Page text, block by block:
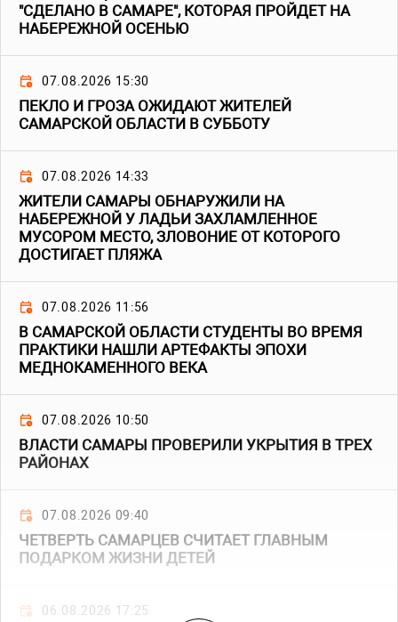
"СДЕЛАНО В САМАРЕ", КОТОРАЯ ПРОЙДЕТ НА
НАБЕРЕЖНОЙ ОСЕНЬЮ
07.08.2026 15:30
ПЕКЛО И ГРОЗА ОЖИДАЮТ ЖИТЕЛЕЙ
САМАРСКОЙ ОБЛАСТИ В СУББОТУ
07.08.2026 14:33
ЖИТЕЛИ САМАРЫ ОБНАРУЖИЛИ НА
НАБЕРЕЖНОЙ У ЛАДЬИ ЗАХЛАМЛЕННОЕ
МУСОРОМ МЕСТО, ЗЛОВОНИЕ ОТ КОТОРОГО
ДОСТИГАЕТ ПЛЯЖА
07.08.2026 11:56
В САМАРСКОЙ ОБЛАСТИ СТУДЕНТЫ ВО ВРЕМЯ
ПРАКТИКИ НАШЛИ АРТЕФАКТЫ ЭПОХИ
МЕДНОКАМЕННОГО ВЕКА
07.08.2026 10:50
ВЛАСТИ САМАРЫ ПРОВЕРИЛИ УКРЫТИЯ В ТРЕХ
РАЙОНАХ
07.08.2026 09:40
ЧЕТВЕРТЬ САМАРЦЕВ СЧИТАЕТ ГЛАВНЫМ
ПОДАРКОМ ЖИЗНИ ДЕТЕЙ
06.08.2026 17:25